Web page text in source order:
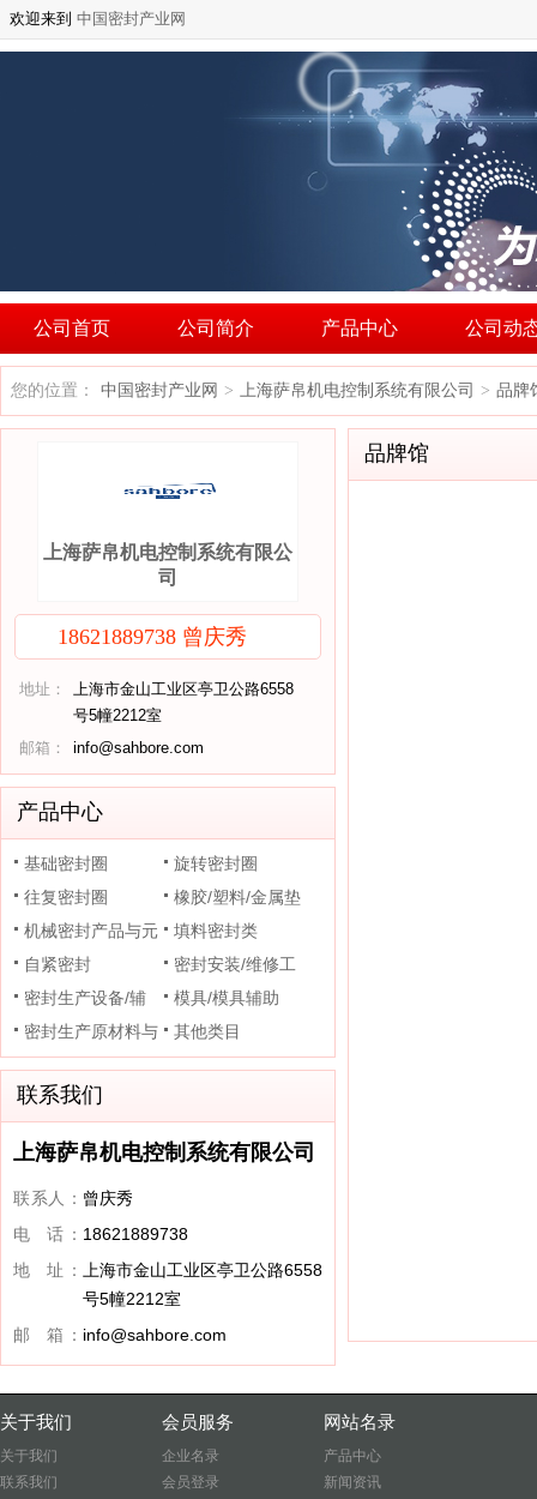
欢迎来到 中国密封产业网
公司首页 公司简介 产品中心 公司动
您的位置： 中国密封产业网 > 上海萨帛机电控制系统有限公司 > 品牌
上海萨帛机电控制系统有限公
司
18621889738 曾庆秀
地址：
上海市金山工业区亭卫公路6558
号5幢2212室
邮箱：
info@sahbore.com
产品中心
基础密封圈
旋转密封圈
往复密封圈
橡胶/塑料/金属垫
片
机械密封产品与元
件
填料密封类
自紧密封
密封安装/维修工
具
密封生产设备/辅
助装置
模具/模具辅助
密封生产原材料与
其他类目
联系我们
上海萨帛机电控制系统有限公司
联系人： 曾庆秀
电 话： 18621889738
地 址：
上海市金山工业区亭卫公路6558
号5幢2212室
邮 箱： info@sahbore.com
品牌馆
关于我们
关于我们
联系我们
会员服务
企业名录
会员登录
网站名录
产品中心
新闻资讯